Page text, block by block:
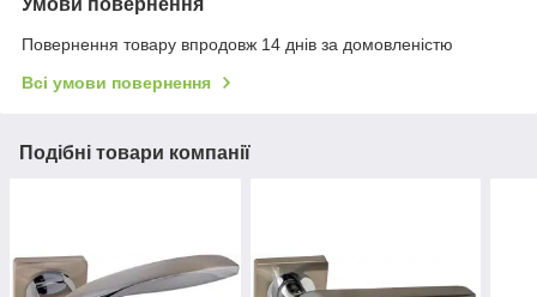
Умови повернення
Повернення товару впродовж 14 днів за домовленістю
Всі умови повернення
Подібні товари компанії